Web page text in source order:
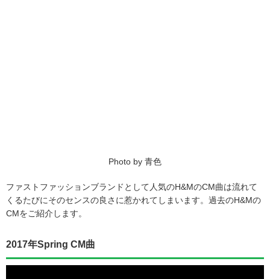
Photo by 青色
ファストファッションブランドとして人気のH&MのCM曲は流れて
くるたびにそのセンスの良さに惹かれてしまいます。過去のH&Mの
CMをご紹介します。
2017年Spring CM曲